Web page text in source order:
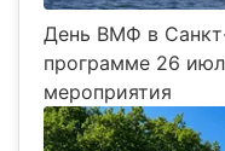
День ВМФ в
программе 26
мероприятия